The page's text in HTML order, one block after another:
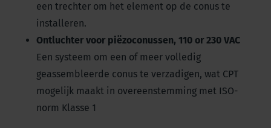
een trechter om het element op de conus te
installeren.
Ontluchter voor piëzoconussen, 110 or 230 VAC
Een systeem om een of meer volledig
geassembleerde conus te verzadigen, wat CPT
mogelijk maakt in overeenstemming met ISO-
norm Klasse 1